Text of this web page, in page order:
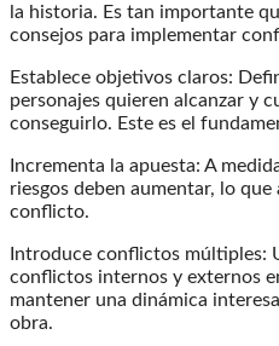
la historia. Es tan importante
consejos para implementar
Establece objetivos claros:
personajes quieren alcanzar y
conseguirlo. Este es el
Incrementa la apuesta: A
riesgos deben aumentar, lo
conflicto.
Introduce conflictos múltiples:
conflictos internos y externos
mantener una dinámica
obra.